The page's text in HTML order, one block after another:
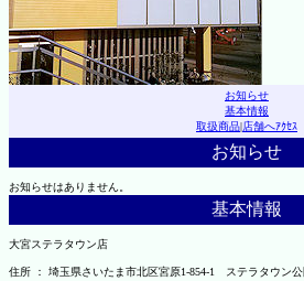
お知らせ
基本情報
取扱商品|店舗へｱｸｾｽ
お知らせ
お知らせはありません。
基本情報
大宮ステラタウン店
住所 ： 埼玉県さいたま市北区宮原1-854-1 ステラタウン